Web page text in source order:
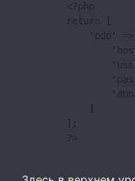
        <?php
        return [
'pdo' =>